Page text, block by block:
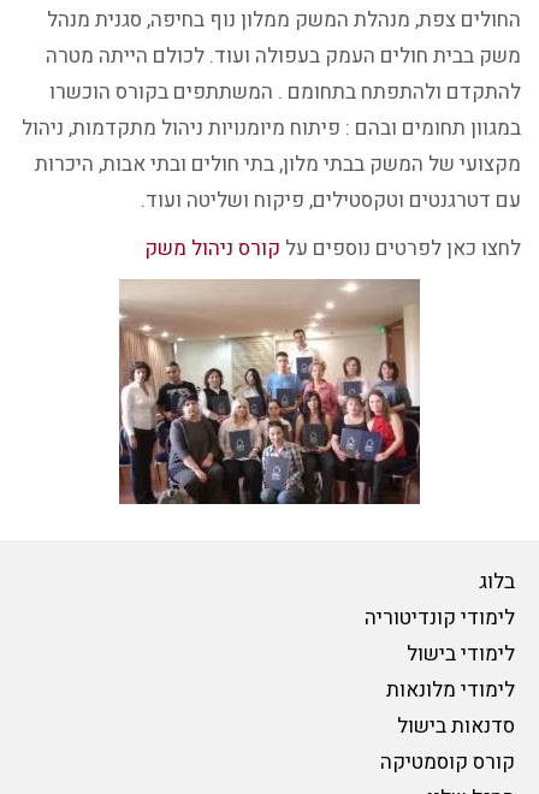
החולים צפת, מנהלת המשק ממלון נוף בחיפה, סגנית מנהל
משק בבית חולים העמק בעפולה ועוד. לכולם הייתה מטרה
להתקדם ולהתפתח בתחומם . המשתתפים בקורס הוכשרו
במגוון תחומים ובהם : פיתוח מיומנויות ניהול מתקדמות, ניהול
מקצועי של המשק בבתי מלון, בתי חולים ובתי אבות, היכרות
עם דטרגנטים וטקסטילים, פיקוח ושליטה ועוד.
לחצו כאן לפרטים נוספים על קורס ניהול משק
בלוג
לימודי קונדיטוריה
לימודי בישול
לימודי מלונאות
סדנאות בישול
קורס קוסמטיקה